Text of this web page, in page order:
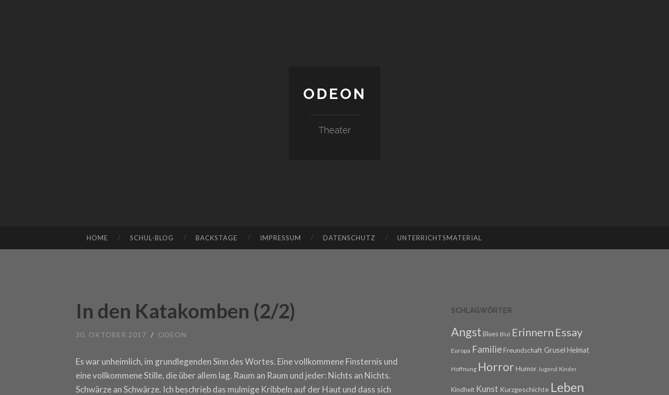
ODEON
Theater
HOME SCHUL-BLOG BACKSTAGE IMPRESSUM DATENSCHUTZ UNTERRICHTSMATERIAL
In den Katakomben (2/2)
30. OKTOBER 2017 / ODEON
Es war unheimlich, im grundlegenden Sinn des Wortes. Eine vollkommene Finsternis und
eine vollkommene Stille, die über allem lag. Raum an Raum und jeder: Nichts an Nichts.
Schwärze an Schwärze. Ich beschrieb das mulmige Kribbeln auf der Haut und dass sich
SCHLAGWÖRTER
Angst Blues Blut Erinnern Essay
Europa FamilieFreundschaft Grusel Heimat
Hoffnung Horror Humor Jugend Kinder
Kindheit Kunst Kurzgeschichte Leben